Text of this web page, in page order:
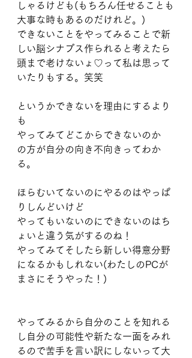
しゃるけども(もちろん任せることも
大事な時もあるのだけれど。)
できないことをやってみることで新
しい脳シナプス作られると考えたら
頭まで老けないょ♡って私は思って
いたりもする。笑笑
というかできないを理由にするより
も
やってみてどこからできないのか
の方が自分の向き不向きってわか
る。
ほらむいてないのにやるのはやっぱ
りしんどいけど
やってもいないのにできないのはち
ょいと違う気がするのね！
やってみてそしたら新しい得意分野
になるかもしれない(わたしのPCが
まさにそうやった！)
やってみるから自分のことを知れる
し自分の可能性や新たな一面をみれ
るので苦手を言い訳にしないって大